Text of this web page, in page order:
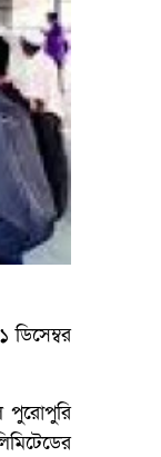
পুরোপুরি